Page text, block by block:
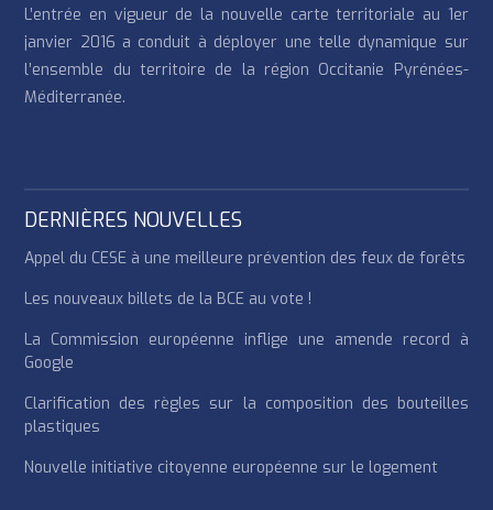
L’entrée en vigueur de la nouvelle carte territoriale au 1er
janvier 2016 a conduit à déployer une telle dynamique sur
l’ensemble du territoire de la région Occitanie Pyrénées-
Méditerranée.
DERNIÈRES NOUVELLES
Appel du CESE à une meilleure prévention des feux de forêts
Les nouveaux billets de la BCE au vote !
La Commission européenne inflige une amende record à
Google
Clarification des règles sur la composition des bouteilles
plastiques
Nouvelle initiative citoyenne européenne sur le logement